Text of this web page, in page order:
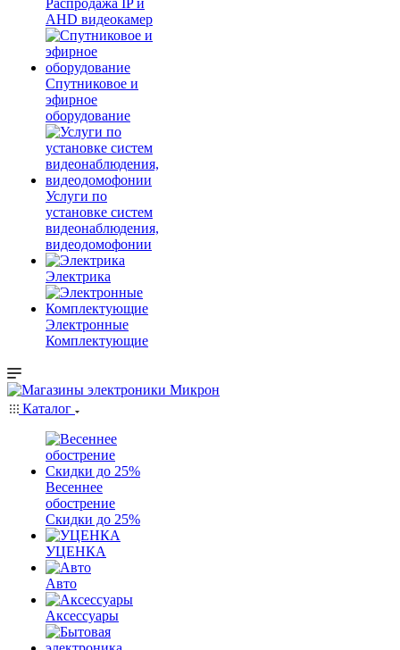
Распродажа IP и
AHD видеокамер
Спутниковое и
эфирное
оборудование
Услуги по
установке систем
видеонаблюдения,
видеодомофонии
Электрика
Электронные
Комплектующие
Каталог
Весеннее
обострение
Скидки до 25%
УЦЕНКА
Авто
Аксессуары